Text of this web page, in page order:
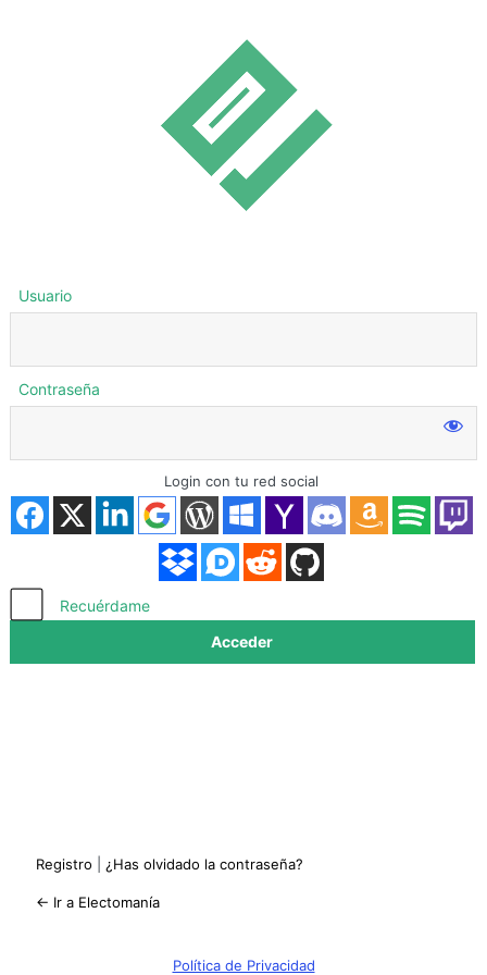
Acceder
Usuario
Contraseña
Login con tu red social
Recuérdame
Registro ¿Has olvidado la contraseña?
← Ir a Electomanía
Política de Privacidad